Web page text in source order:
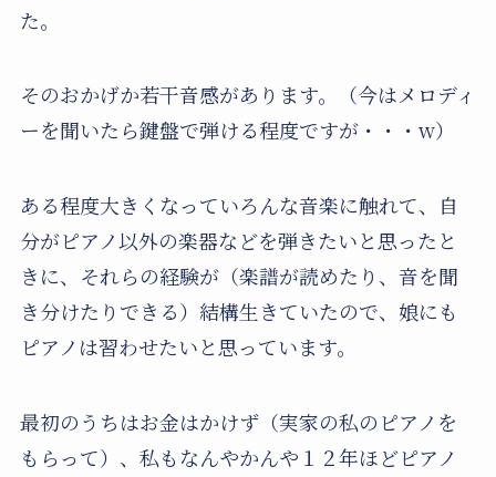
た。
そのおかげか若干音感があります。（今はメロディ
ーを聞いたら鍵盤で弾ける程度ですが・・・w）
ある程度大きくなっていろんな音楽に触れて、自
分がピアノ以外の楽器などを弾きたいと思ったと
きに、それらの経験が（楽譜が読めたり、音を聞
き分けたりできる）結構生きていたので、娘にも
ピアノは習わせたいと思っています。
最初のうちはお金はかけず（実家の私のピアノを
もらって）、私もなんやかんや１２年ほどピアノ